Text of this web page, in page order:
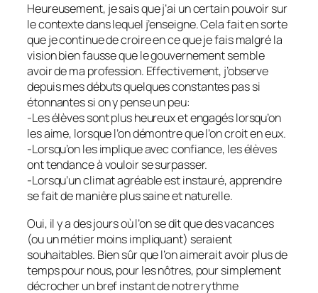
Heureusement, je sais que j’ai un certain pouvoir sur
le contexte dans lequel j’enseigne. Cela fait en sorte
que je continue de croire en ce que je fais malgré la
vision bien fausse que le gouvernement semble
avoir de ma profession. Effectivement, j’observe
depuis mes débuts quelques constantes pas si
étonnantes si on y pense un peu:
-Les élèves sont plus heureux et engagés lorsqu’on
les aime, lorsque l’on démontre que l’on croit en eux.
-Lorsqu’on les implique avec confiance, les élèves
ont tendance à vouloir se surpasser.
-Lorsqu’un climat agréable est instauré, apprendre
se fait de manière plus saine et naturelle.
Oui, il y a des jours où l’on se dit que des vacances
(ou un métier moins impliquant) seraient
souhaitables. Bien sûr que l’on aimerait avoir plus de
temps pour nous, pour les nôtres, pour simplement
décrocher un bref instant de notre rythme